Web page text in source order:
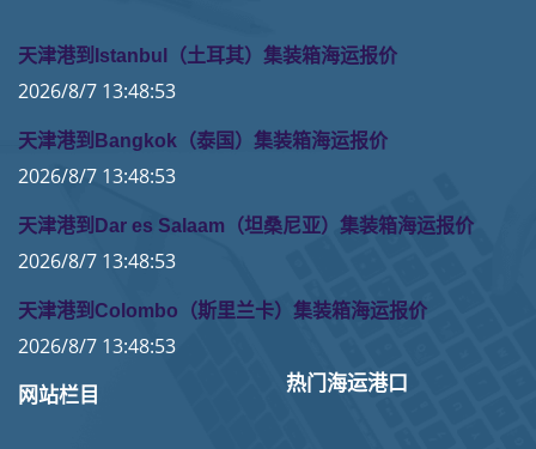
天津港到Istanbul（土耳其）集装箱海运报价
2026/8/7 13:48:53
天津港到Bangkok（泰国）集装箱海运报价
2026/8/7 13:48:53
天津港到Dar es Salaam（坦桑尼亚）集装箱海运报价
2026/8/7 13:48:53
天津港到Colombo（斯里兰卡）集装箱海运报价
2026/8/7 13:48:53
网站栏目
热门海运港口